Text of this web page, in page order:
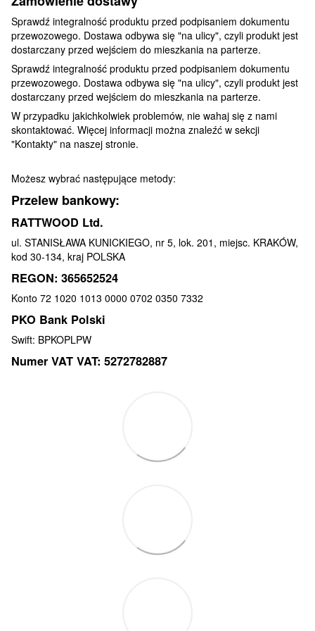
Sprawdź integralność produktu przed podpisaniem dokumentu
przewozowego. Dostawa odbywa się "na ulicy", czyli produkt jest
dostarczany przed wejściem do mieszkania na parterze.
Sprawdź integralność produktu przed podpisaniem dokumentu
przewozowego. Dostawa odbywa się "na ulicy", czyli produkt jest
dostarczany przed wejściem do mieszkania na parterze.
W przypadku jakichkolwiek problemów, nie wahaj się z nami
skontaktować. Więcej informacji można znaleźć w sekcji
"Kontakty" na naszej stronie.
Możesz wybrać następujące metody:
Przelew bankowy:
RATTWOOD Ltd.
ul. STANISŁAWA KUNICKIEGO, nr 5, lok. 201, miejsc. KRAKÓW,
kod 30-134, kraj POLSKA
REGON: 365652524
Konto 72 1020 1013 0000 0702 0350 7332
PKO Bank Polski
Swift: BPKOPLPW
Numer VAT VAT: 5272782887